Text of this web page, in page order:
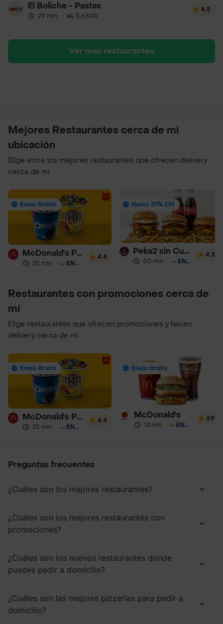
El Boliche - Pastas
29 min · $ 6500
4.5
Ver más restaurantes
Mejores Restaurantes cerca de mi
ubicación
Elige entre los mejores restaurantes que ofrecen delivery
cerca de mí
Envío Gratis
McDonald's Postres
25 min · ENVÍO GRATIS
4.4
Hasta 37% Off
Peka2 sin Culpa Lourdes
50 min · ENVÍO GRATIS
4.3
Restaurantes con promociones cerca de
mí
Elige restaurantes que ofrecen promociones y hacen
delivery cerca de mí
Envío Gratis
McDonald's Postres
25 min · ENVÍO GRATIS
4.4
Envío Gratis
McDonald's
13 min · ENVÍO GRATIS
3.9
Preguntas frecuentes
¿Cuáles son los mejores restaurantes?
¿Cuáles son los mejores restaurantes con
promociones?
¿Cuáles son los nuevos restaurantes donde
puedes pedir a domicilio?
¿Cuáles son las mejores pizzerías para pedir a
domicilio?